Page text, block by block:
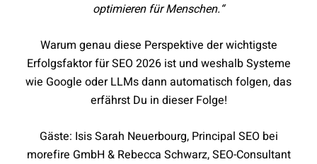
optimieren für Menschen.“
Warum genau diese Perspektive der wichtigste
Erfolgsfaktor für SEO 2026 ist und weshalb Systeme
wie Google oder LLMs dann automatisch folgen, das
erfährst Du in dieser Folge!
Gäste: Isis Sarah Neuerbourg, Principal SEO bei
morefire GmbH & Rebecca Schwarz, SEO-Consultant